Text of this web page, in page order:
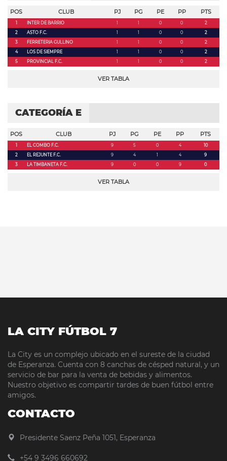
POS CLUB PJ PG PE PP PTS
1 INTER DE BARRIO 1 1 0 0
2
2
ASTO F.C. 1 1 0 0
2
3
FERRETERIA GULLINO 1 1 0 0
2
4
LOS DE SIEMPRE 1 1 0 0
2
5
PROVINCIAL F.C. 1 1 0 0 2
VER TABLA
CATEGORÍA E
POS CLUB PJ PG PE PP PTS
1 EL COMBO F.C. 9 5 0 4
10
2
EL REJUNTE F.C. 9 4 1 4
9
3
LA TIMBANETA F.C. 9 0 0 9 0
VER TABLA
LA CITY FÚTBOL 7
La City es un complejo ubicado en el sureste de la ciudad
de Esperanza. Cuenta con 8 canchas de césped natural, y un
servicio de bar para la venta de bebidas y alimentos.
Nuestro objetivo es compartir tardes de buen fútbol entre
amigos.
CONTACTO
Presidente Saenz Peña 1051, Esperanza
+54 9 3496 660692